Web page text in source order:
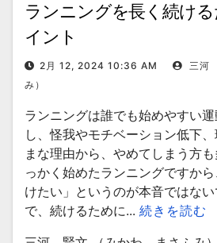
ランニングを長く続け
イント
2月 12, 2024 10:36 AM
三河
み）
ランニングは誰でも始めやすい
し、怪我やモチベーション低下
まな理由から、やめてしまう方
っかく始めたランニングですか
けたい」というのが本音ではな
で、続けるために... 続きを読む